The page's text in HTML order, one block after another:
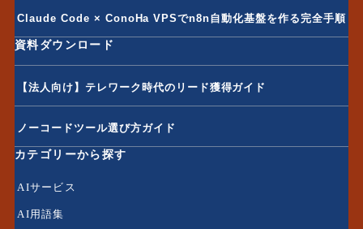
Claude Code × ConoHa VPSでn8n自動化基盤を作る完全手順
資料ダウンロード
【法人向け】テレワーク時代のリード獲得ガイド
ノーコードツール選び方ガイド
カテゴリーから探す
AIサービス
AI用語集